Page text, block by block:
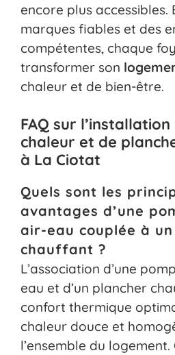
encore plus accessibles.
marques fiables et des
compétentes, chaque
transformer son
chaleur et de bien-être.
FAQ sur
chaleur et de
à La Ciotat
Quels sont les
avantages d’une
air-eau couplée à
chauffant ?
L’association d’une
eau et d’un plancher
confort thermique
chaleur douce et
l’ensemble du logement.